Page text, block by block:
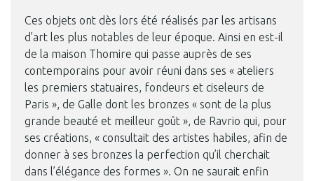
Ces objets ont dès lors été réalisés par les artisans
d’art les plus notables de leur époque. Ainsi en est-il
de la maison Thomire qui passe auprès de ses
contemporains pour avoir réuni dans ses « ateliers
les premiers statuaires, fondeurs et ciseleurs de
Paris », de Galle dont les bronzes « sont de la plus
grande beauté et meilleur goût », de Ravrio qui, pour
ses créations, « consultait des artistes habiles, afin de
donner à ses bronzes la perfection qu’il cherchait
dans l’élégance des formes ». On ne saurait enfin